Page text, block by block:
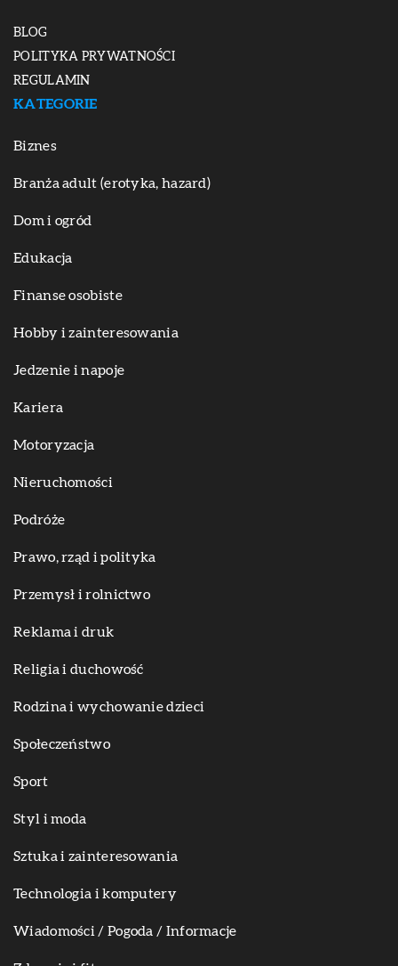
BLOG
POLITYKA PRYWATNOŚCI
REGULAMIN
KATEGORIE
Biznes
Branża adult (erotyka, hazard)
Dom i ogród
Edukacja
Finanse osobiste
Hobby i zainteresowania
Jedzenie i napoje
Kariera
Motoryzacja
Nieruchomości
Podróże
Prawo, rząd i polityka
Przemysł i rolnictwo
Reklama i druk
Religia i duchowość
Rodzina i wychowanie dzieci
Społeczeństwo
Sport
Styl i moda
Sztuka i zainteresowania
Technologia i komputery
Wiadomości / Pogoda / Informacje